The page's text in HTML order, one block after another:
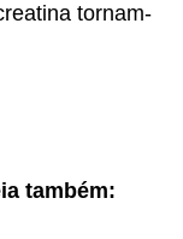
tornam-
também: